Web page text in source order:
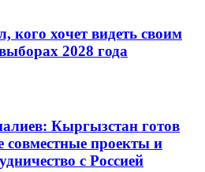
кого хочет видеть своим
2028 года
Кыргызстан готов
совместные проекты и
с Россией